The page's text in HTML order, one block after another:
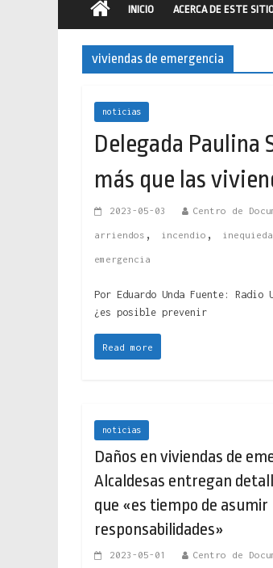
INICIO ACERCA DE ESTE
viviendas de emergencia
noticias
Delegada Paulina
más que las
2023-05-03 Centro de
arriendos , incendio ,
emergencia
Por Eduardo Unda Fuente:
¿es posible prevenir
Read more
noticias
Daños en viviendas de
Alcaldesas entregan
que «es tiempo de asumir
responsabilidades»
2023-05-01 Centro de